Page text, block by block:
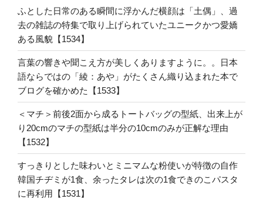
ふとした日常のある瞬間に浮かんだ横顔は「土偶」、過
去の雑誌の特集で取り上げられていたユニークかつ愛嬌
ある風貌【1534】
言葉の響きや聞こえ方が美しくありますように。。日本
語ならではの「綾：あや」がたくさん織り込まれた本で
ブログを確かめた【1533】
＜マチ＞前後2面から成るトートバッグの型紙、出来上が
り20cmのマチの型紙は半分の10cmのみが正解な理由
【1532】
すっきりとした味わいとミニマムな粉使いが特徴の自作
韓国チヂミが1食、余ったタレは次の1食できのこパスタ
に再利用【1531】